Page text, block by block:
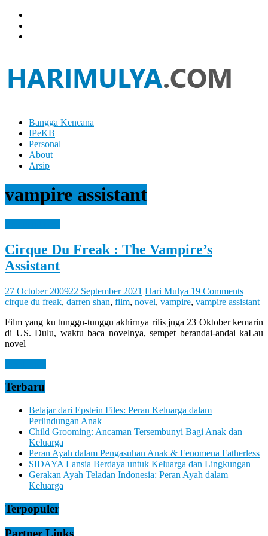
Skip
content
Hari
Mulya
Brain
Can
Analyze
Right
Brain
Let
Feel
It
Bangga Kencana
IPeKB
Personal
About
Arsip
vampire assistant
Cirque Du Freak : The Vampire’s
Assistant
27 October 200922 September 2021 Hari Mulya 19 Comments
cirque du freak, darren shan, film, novel, vampire, vampire assistant
Film yang ku tunggu-tunggu akhirnya rilis juga 23 Oktober kemarin
di US. Dulu, waktu baca novelnya, sempet berandai-andai kaLau
novel
Terbaru
Belajar dari Epstein Files: Peran Keluarga dalam
Perlindungan Anak
Child Grooming: Ancaman Tersembunyi Bagi Anak dan
Keluarga
Peran Ayah dalam Pengasuhan Anak & Fenomena Fatherless
SIDAYA Lansia Berdaya untuk Keluarga dan Lingkungan
Gerakan Ayah Teladan Indonesia: Peran Ayah dalam
Keluarga
Terpopuler
Partner Links